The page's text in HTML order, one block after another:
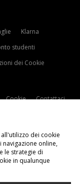
Klarna
studenti
dei Cookie
Cookie
Contattaci
dei cookie
online,
le strategie di
in qualunque